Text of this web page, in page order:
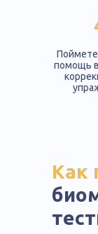
помощь
Как